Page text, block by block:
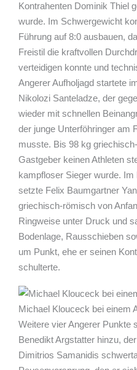
Kontrahenten Dominik Thiel
wurde. Im Schwergewicht
Führung auf 8:0 ausbauen,
Freistil die kraftvollen
verteidigen konnte und
Angerer Aufholjagd startete
Nikolozi Santeladze, der
wieder mit schnellen
der junge Unterföhringer am
musste. Bis 98 kg
Gastgeber keinen Athleten
kampfloser Sieger wurde.
setzte Felix Baumgartner
griechisch-römisch von
Ringweise unter Druck und
Bodenlage, Rausschieben
um Punkt, ehe er seinen
schulterte.
Michael Klouceck bei einem
Weitere vier Angerer Punkte
Benedikt Argstatter hinzu,
Dimitrios Samanidis